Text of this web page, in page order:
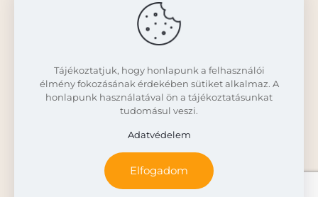
Info
Kapcsolat
Á.SZ.F.
Adatvédelem
© 2022 Corn And Joy | All Rights Reserved |
Powered by Corn And Joy
Tájékoztatjuk, hogy honlapunk a felhasználói
élmény fokozásának érdekében sütiket alkalmaz. A
honlapunk használatával ön a tájékoztatásunkat
tudomásul veszi.
Adatvédelem
Elfogadom